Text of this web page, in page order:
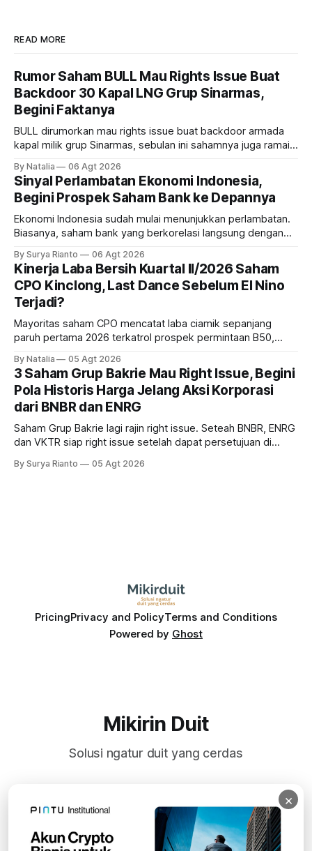
READ MORE
Rumor Saham BULL Mau Rights Issue Buat
Backdoor 30 Kapal LNG Grup Sinarmas,
Begini Faktanya
BULL dirumorkan mau rights issue buat backdoor armada
kapal milik grup Sinarmas, sebulan ini sahamnya juga ramai
masih menarik dilirik?
By Natalia 06 Agt 2026
Sinyal Perlambatan Ekonomi Indonesia,
Begini Prospek Saham Bank ke Depannya
Ekonomi Indonesia sudah mulai menunjukkan perlambatan.
Biasanya, saham bank yang berkorelasi langsung dengan
bank ke depannya?
By Surya Rianto 06 Agt 2026
Kinerja Laba Bersih Kuartal II/2026 Saham
CPO Kinclong, Last Dance Sebelum El Nino
Terjadi?
Mayoritas saham CPO mencatat laba ciamik sepanjang
paruh pertama 2026 terkatrol prospek permintaan B50,
diprediksi semakin terlihat mendekati 2027. Kira-kira gimana
prospeknya? apakah masih menarik dilirik sektor ini?
By Natalia 05 Agt 2026
3 Saham Grup Bakrie Mau Right Issue, Begini
Pola Historis Harga Jelang Aksi Korporasi
dari BNBR dan ENRG
Saham Grup Bakrie lagi rajin right issue. Seteah BNBR, ENRG
dan VKTR siap right issue setelah dapat persetujuan di
pola saham Grup Bakrie jelang right issue
By Surya Rianto 05 Agt 2026
PricingPrivacy and PolicyTerms and Conditions
Powered by Ghost
Mikirin Duit
Solusi ngatur duit yang cerdas
Subscribe
×